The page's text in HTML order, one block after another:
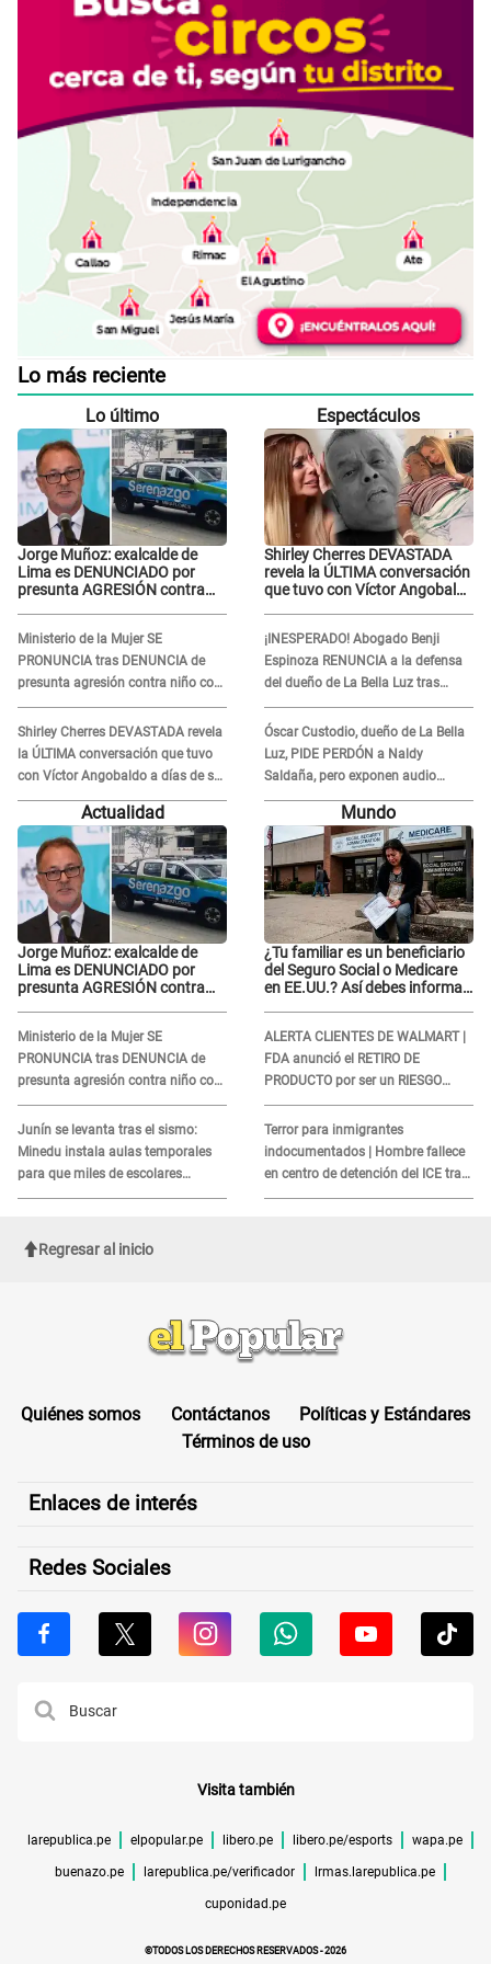
Lo más reciente
Lo último
Jorge Muñoz: exalcalde de
Lima es DENUNCIADO por
presunta AGRESIÓN contra
Ministerio de la Mujer SE
PRONUNCIA tras DENUNCIA de
presunta agresión contra niño con
autismo en Surco
Shirley Cherres DEVASTADA revela
la ÚLTIMA conversación que tuvo
con Víctor Angobaldo a días de su
inesperada partida: "Hace dos
Espectáculos
Shirley Cherres DEVASTADA
revela la ÚLTIMA conversación
que tuvo con Víctor Angobaldo
¡INESPERADO! Abogado Benji
Espinoza RENUNCIA a la defensa
del dueño de La Bella Luz tras
difusión de POLÉMICO audio:
"Nada que defender"
Óscar Custodio, dueño de La Bella
Luz, PIDE PERDÓN a Naldy
Saldaña, pero exponen audio
donde le reclama por VIDEOS: "No
hay necesidad de grabar"
Actualidad
Jorge Muñoz: exalcalde de
Lima es DENUNCIADO por
presunta AGRESIÓN contra
Ministerio de la Mujer SE
PRONUNCIA tras DENUNCIA de
presunta agresión contra niño con
autismo en Surco
Junín se levanta tras el sismo:
Minedu instala aulas temporales
para que miles de escolares
vuelvan a clases
Mundo
¿Tu familiar es un beneficiario
del Seguro Social o Medicare
en EE.UU.? Así debes informar
ALERTA CLIENTES DE WALMART |
FDA anunció el RETIRO DE
PRODUCTO por ser un RIESGO
MORTAL para consumidores: ¿Cuál
es?
Terror para inmigrantes
indocumentados | Hombre fallece
en centro de detención del ICE tras
sufrir una "emergencia médica"
Regresar al inicio
Quiénes somos Contáctanos
Políticas y Estándares
Términos de uso
Enlaces de interés
Redes Sociales
Visita también
larepublica.pe elpopular.pe libero.pe libero.pe/esports wapa.pe
buenazo.pe larepublica.pe/verificador lrmas.larepublica.pe
cuponidad.pe
©TODOS LOS DERECHOS RESERVADOS -2026